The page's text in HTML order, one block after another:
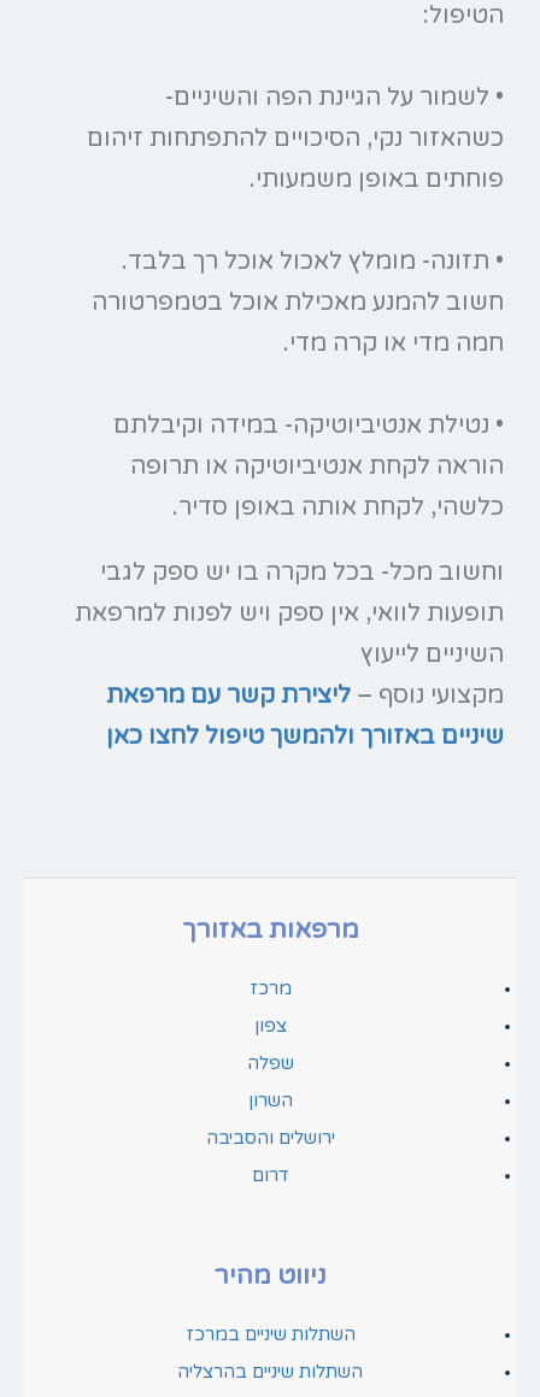
הטיפול:
• לשמור על הגיינת הפה והשיניים-
כשהאזור נקי, הסיכויים להתפתחות זיהום
פוחתים באופן משמעותי.
• תזונה- מומלץ לאכול אוכל רך בלבד.
חשוב להמנע מאכילת אוכל בטמפרטורה
חמה מדי או קרה מדי.
• נטילת אנטיביוטיקה- במידה וקיבלתם
הוראה לקחת אנטיביוטיקה או תרופה
כלשהי, לקחת אותה באופן סדיר.
וחשוב מכל- בכל מקרה בו יש ספק לגבי
תופעות לוואי, אין ספק ויש לפנות למרפאת
השיניים לייעוץ
מקצועי נוסף – ליצירת קשר עם מרפאת
שיניים באזורך ולהמשך טיפול לחצו כאן
מרפאות באזורך
מרכז
צפון
שפלה
השרון
ירושלים והסביבה
דרום
ניווט מהיר
השתלות שיניים במרכז
השתלות שיניים בהרצליה